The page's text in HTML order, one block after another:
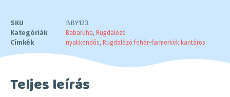
SKU
BBY123
Kategóriák
Babaruha, Rugdalózó
Címkék
nyakkendős, Rugdalózó fehér-farmerkék kantáros
Teljes leírás